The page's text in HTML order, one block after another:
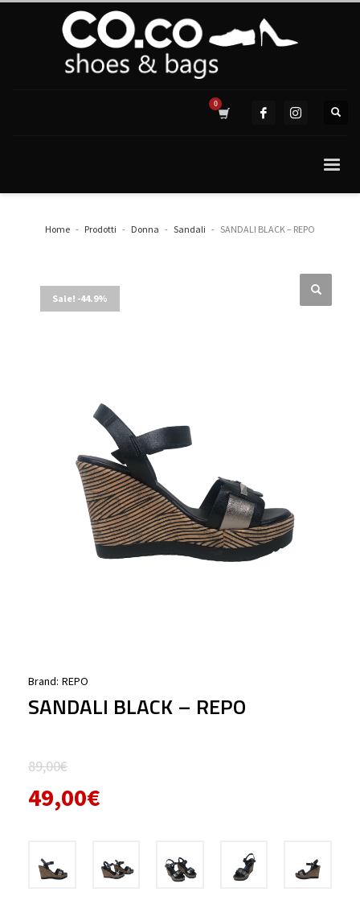
Home Prodotti Donna Sandali SANDALI BLACK – REPO
Sale! -44.9%
Brand: REPO
SANDALI BLACK – REPO
89,00€
prezzo
originale
89,00€.
49,00€
attuale
è: